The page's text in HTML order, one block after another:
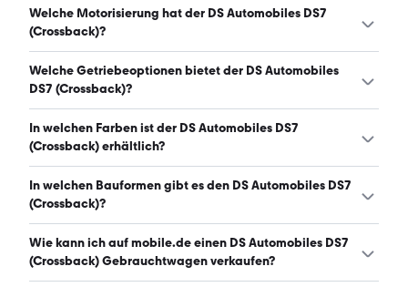
Es gibt insgesamt 73 DS Automobiles DS7 (Crossback) bei
mobile.de, davon 73 Gebraucht- und 0 Neuwagen.
Welche Motorisierung hat der DS Automobiles DS7
(Crossback)?
Der DS Automobiles DS7 (Crossback) hat Leistungen
zwischen 131 und 299 PS. (Stand: 9.8.2026)
Welche Getriebeoptionen bietet der DS Automobiles
DS7 (Crossback)?
Der DS Automobiles DS7 (Crossback) ist mit
automatischem und manuellem Getriebe erhältlich.
In welchen Farben ist der DS Automobiles DS7
(Crossback) erhältlich?
Den DS Automobiles DS7 (Crossback) gibt es in folgenden
Farben: schwarz, weiß, grau, braun, blau, gold, beige und
In welchen Bauformen gibt es den DS Automobiles DS7
(Crossback)?
Den DS Automobiles DS7 (Crossback) gibt es in folgenden
Bauformen: SUV. (Stand: 9.8.2026)
Wie kann ich auf mobile.de einen DS Automobiles DS7
(Crossback) Gebrauchtwagen verkaufen?